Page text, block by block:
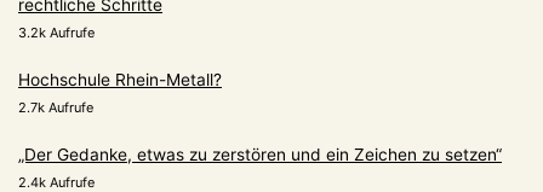
rechtliche Schritte
3.2k Aufrufe
Hochschule Rhein-Metall?
2.7k Aufrufe
„Der Gedanke, etwas zu zerstören und ein Zeichen zu setzen“
2.4k Aufrufe